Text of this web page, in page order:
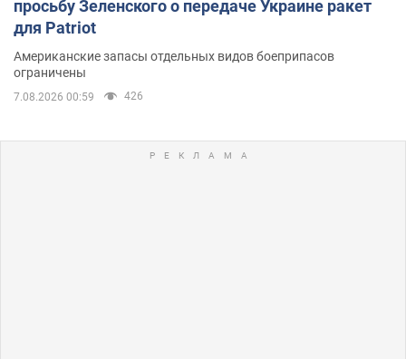
просьбу Зеленского о передаче Украине ракет
для Patriot
Американские запасы отдельных видов боеприпасов
ограничены
7.08.2026 00:59 426